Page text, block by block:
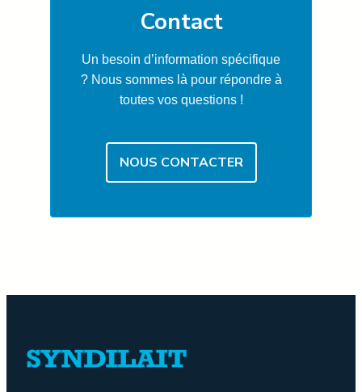
Contact
Un besoin d’information spécifique
? Nous sommes là pour répondre à
toutes vos questions !
NOUS CONTACTER